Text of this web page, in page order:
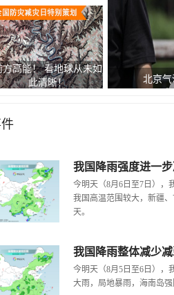
从
春夏咻冬！4张图告诉你
秋天太快是种什么体...
今明天（8月6日至7日），
我国高温范围较大，新疆
天。
我国降雨整体减少
今明天（8月5日至6日），
大雨，局地暴雨，海南岛